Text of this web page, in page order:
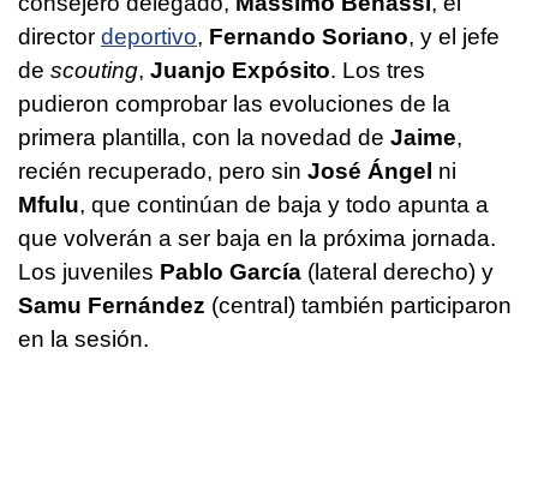
director deportivo, Fernando Soriano, y el jefe
de scouting, Juanjo Expósito. Los tres
pudieron comprobar las evoluciones de la
primera plantilla, con la novedad de Jaime,
recién recuperado, pero sin José Ángel ni
Mfulu, que continúan de baja y todo apunta a
que volverán a ser baja en la próxima jornada.
Los juveniles Pablo García (lateral derecho) y
Samu Fernández (central) también participaron
en la sesión.